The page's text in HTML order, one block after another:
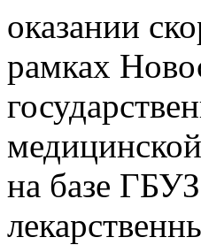
оказании
рамках
на базе